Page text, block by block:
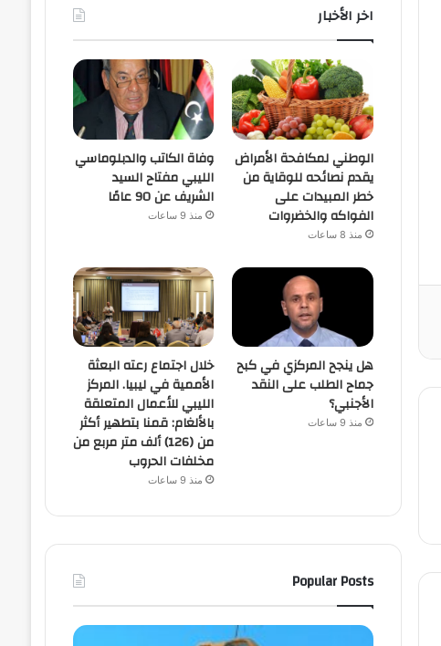
اخر الأخبار
الوطني لمكافحة الأمراض
يقدم نصائحه للوقاية من
خطر المبيدات على
الفواكه والخضروات
منذ 8 ساعات
وفاة الكاتب والدبلوماسي
الليبي مفتاح السيد
الشريف عن 90 عامًا
منذ 9 ساعات
هل ينجح المركزي في كبح
جماح الطلب على النقد
الأجنبي؟
منذ 9 ساعات
خلال اجتماع رعته البعثة
الأممية في ليبيا. المركز
الليبي للأعمال المتعلقة
بالألغام: قمنا بتطهير أكثر
من (126) ألف متر مربع من
مخلفات الحروب
منذ 9 ساعات
Popular Posts